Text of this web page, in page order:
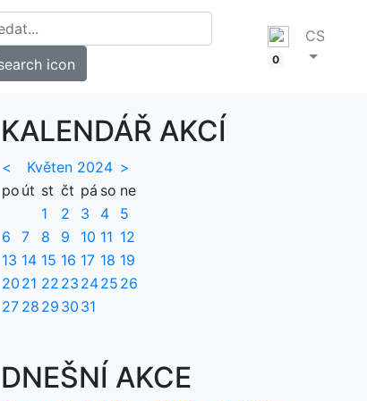
0
CS
KALENDÁŘ AKCÍ
< Květen 2024 >
po út st čt pá so ne
1
2 3 4
5
6
7 8 9 10 11 12
13 14 15 16 17 18 19
20 21 22 23 2425 26
27 28 29 30 31
DNEŠNÍ AKCE